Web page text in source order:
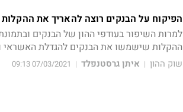
הפיקוח על הבנקים רוצה להאריך את
למרות השיפור בעודפי ההון של הבנקים
ההקלות שישמשו את הבנקים להגדלת האשראי
שוק ההון | איתן גרסטנפלד |
07/03/2021 09:13